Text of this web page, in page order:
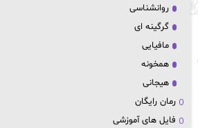
روانشناسی
گرگینه ای
مافیایی
همخونه
هیجانی
رمان رایگان
فایل های آموزشی